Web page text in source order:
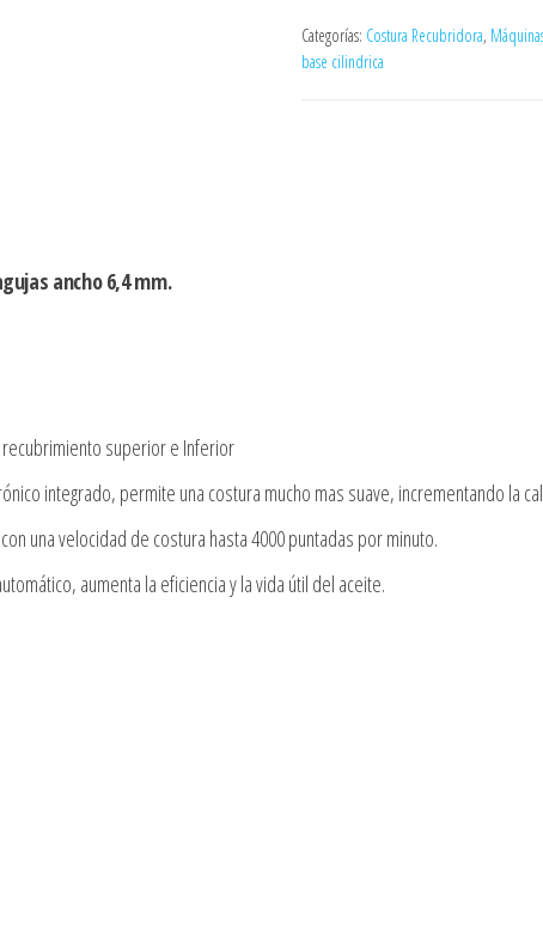
Categorías: Costura Recubridora,
base cilindrica
ancho 6,4 mm.
recubrimiento superior e Inferior
integrado, permite una costura mucho mas suave, incrementando la
una velocidad de costura hasta 4000 puntadas por minuto.
aumenta la eficiencia y la vida útil del aceite.